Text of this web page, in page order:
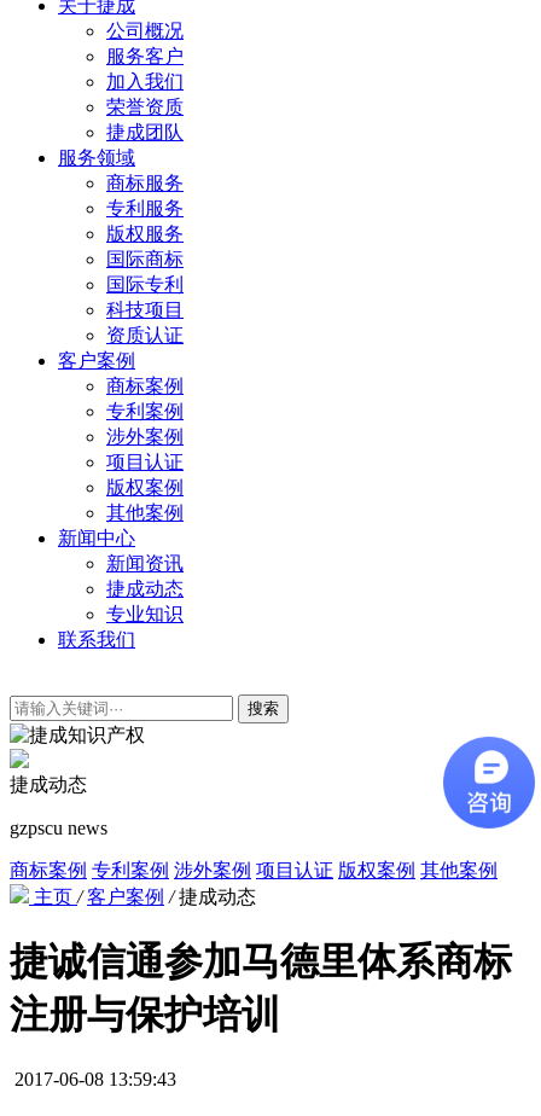
关于捷成
公司概况
服务客户
加入我们
荣誉资质
捷成团队
服务领域
商标服务
专利服务
版权服务
国际商标
国际专利
科技项目
资质认证
客户案例
商标案例
专利案例
涉外案例
项目认证
版权案例
其他案例
新闻中心
新闻资讯
捷成动态
专业知识
联系我们
搜索
捷成动态
gzpscu news
商标案例 专利案例 涉外案例 项目认证 版权案例 其他案例
主页 / 客户案例 / 捷成动态
捷诚信通参加马德里体系商标
注册与保护培训
2017-06-08 13:59:43